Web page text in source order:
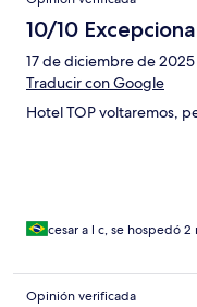
10/10
17 de diciembre de 2025
Traducir con Google
Hotel TOP voltaremos,
cesar a l c, se hospedó 2
Opinión verificada